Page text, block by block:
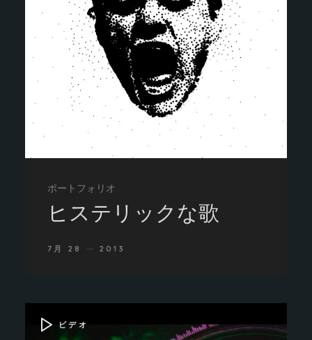
ポートフォリオ
ヒステリックな歌
7月 28 2013
ビデオ